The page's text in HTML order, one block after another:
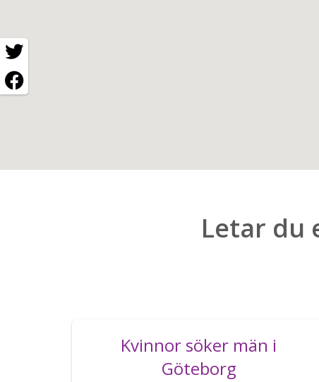
Letar du
Kvinnor söker män i
Göteborg